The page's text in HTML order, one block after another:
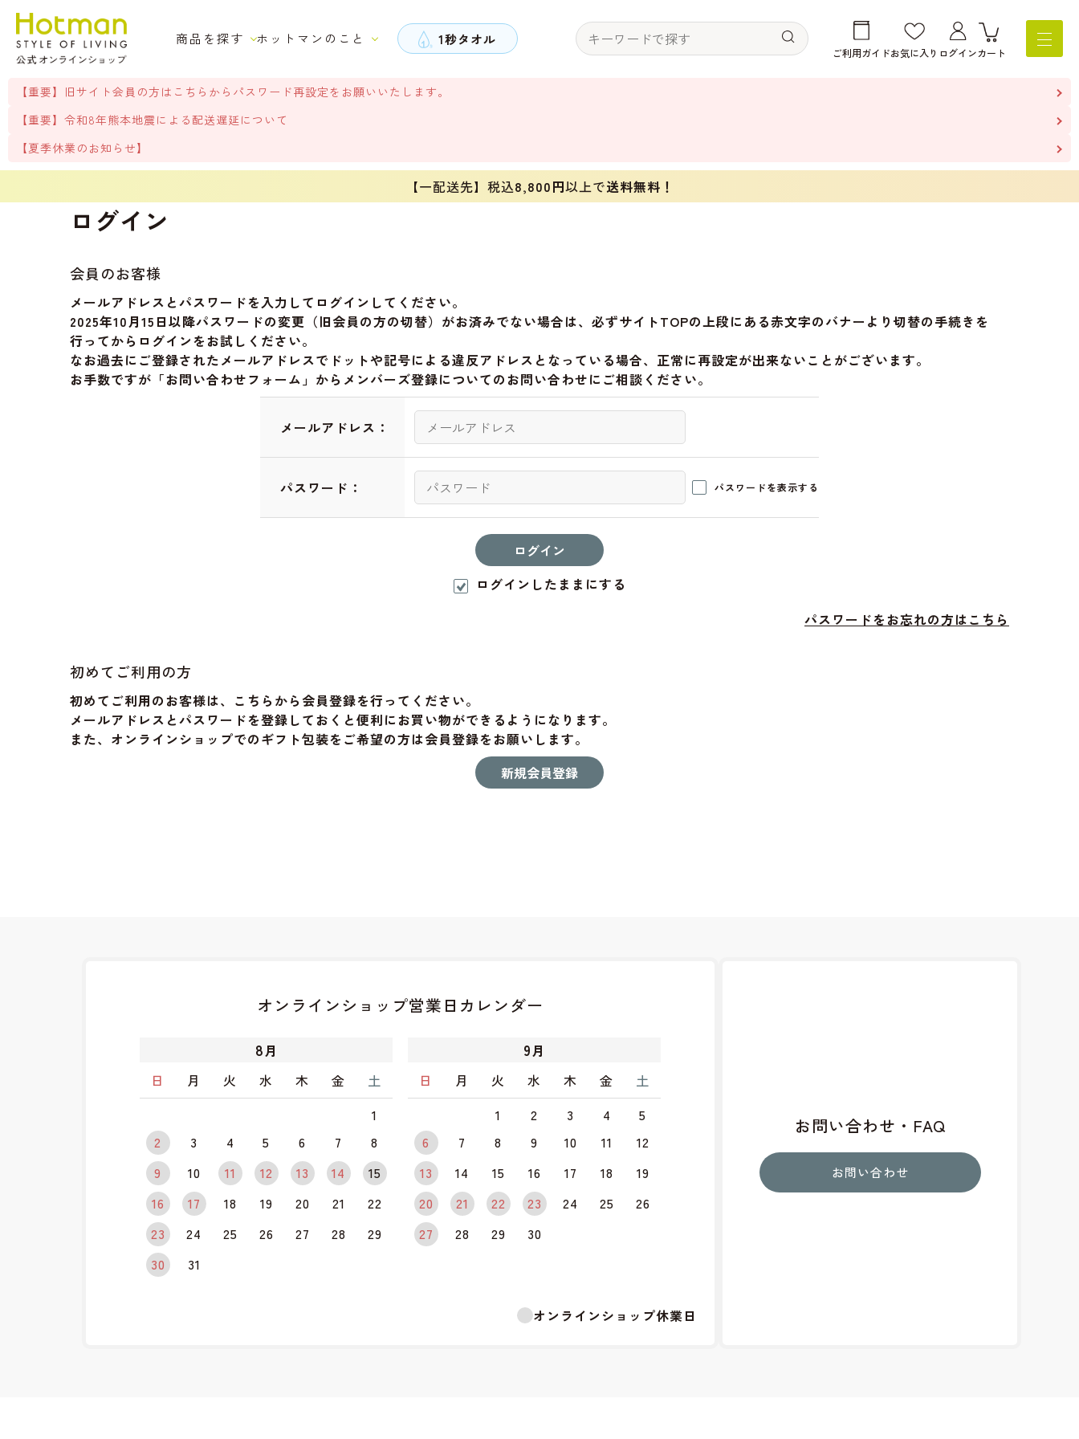
商品を探す ホットマンのこと 1秒タオル
ご利用ガイドお気に入り ログインカート
【重要】旧サイト会員の方はこちらからパスワード再設定をお願いいたします。
【重要】令和8年熊本地震による配送遅延について
【夏季休業のお知らせ】
【一配送先】税込8,800円以上で送料無料！
ログイン
会員のお客様
メールアドレスとパスワードを入力してログインしてください。
2025年10月15日以降パスワードの変更（旧会員の方の切替）がお済みでない場合は、必ずサイトTOPの上段にある赤文字のバナーより切替の手続きを
行ってからログインをお試しください。
なお過去にご登録されたメールアドレスでドットや記号による違反アドレスとなっている場合、正常に再設定が出来ないことがございます。
お手数ですが「お問い合わせフォーム」からメンバーズ登録についてのお問い合わせにご相談ください。
メールアドレス：
パスワード： パスワードを表示する
ログインしたままにする
パスワードをお忘れの方はこちら
初めてご利用の方
初めてご利用のお客様は、こちらから会員登録を行ってください。
メールアドレスとパスワードを登録しておくと便利にお買い物ができるようになります。
また、オンラインショップでのギフト包装をご希望の方は会員登録をお願いします。
お問い合わせ・FAQ
お問い合わせ
オンラインショップ営業日カレンダー
8月
日
月 火 水 木 金
土
1
2
3 4 5 6 7
8
9
10 11 12 13 14
15
16
17 18 19 20 21
22
23
24 25 26 27 28
29
30
31
9月
日
月 火 水 木 金
土
1
2 3 4
5
6
7 8 9 10 11
12
13
14 15 16 17 18
19
20
21 22 23 24 25
26
27
28 29 30
オンラインショップ休業日